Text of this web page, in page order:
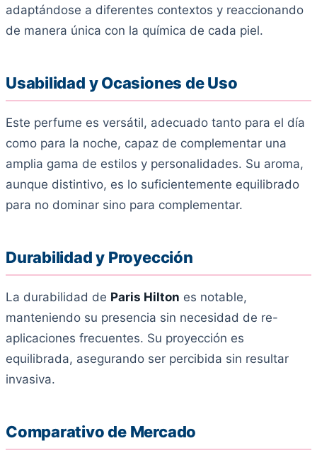
adaptándose a diferentes contextos y reaccionando
de manera única con la química de cada piel.
Usabilidad y Ocasiones de Uso
Este perfume es versátil, adecuado tanto para el día
como para la noche, capaz de complementar una
amplia gama de estilos y personalidades. Su aroma,
aunque distintivo, es lo suficientemente equilibrado
para no dominar sino para complementar.
Durabilidad y Proyección
La durabilidad de Paris Hilton es notable,
manteniendo su presencia sin necesidad de re-
aplicaciones frecuentes. Su proyección es
equilibrada, asegurando ser percibida sin resultar
invasiva.
Comparativo de Mercado